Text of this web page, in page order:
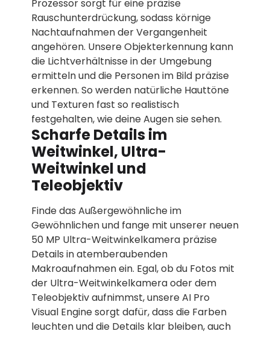
Prozessor sorgt für eine präzise
Rauschunterdrückung, sodass körnige
Nachtaufnahmen der Vergangenheit
angehören. Unsere Objekterkennung kann
die Lichtverhältnisse in der Umgebung
ermitteln und die Personen im Bild präzise
erkennen. So werden natürliche Hauttöne
und Texturen fast so realistisch
festgehalten, wie deine Augen sie sehen.
Scharfe Details im
Weitwinkel, Ultra-
Weitwinkel und
Teleobjektiv
Finde das Außergewöhnliche im
Gewöhnlichen und fange mit unserer neuen
50 MP Ultra-Weitwinkelkamera präzise
Details in atemberaubenden
Makroaufnahmen ein. Egal, ob du Fotos mit
der Ultra-Weitwinkelkamera oder dem
Teleobjektiv aufnimmst, unsere AI Pro
Visual Engine sorgt dafür, dass die Farben
leuchten und die Details klar bleiben, auch